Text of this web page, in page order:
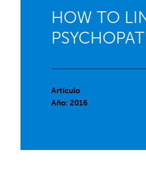
HOW TO
Artículo
Año: 2016